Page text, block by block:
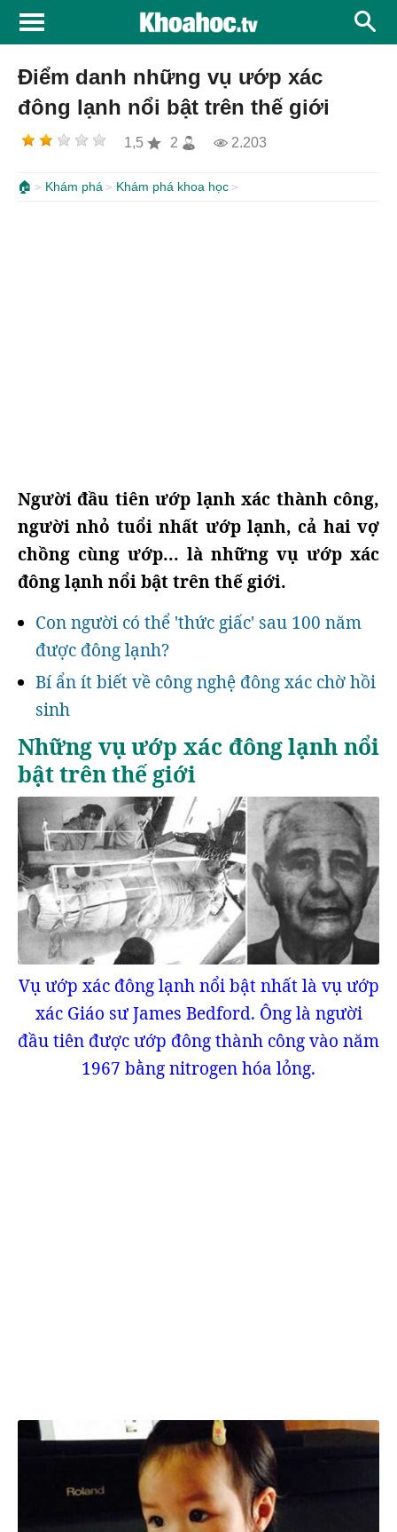
Điểm danh những vụ ướp xác
đông lạnh nổi bật trên thế giới
1,5 2 2.203
🏠 Khám phá Khám phá khoa học
Người đầu tiên ướp lạnh xác thành công,
người nhỏ tuổi nhất ướp lạnh, cả hai vợ
chồng cùng ướp... là những vụ ướp xác
đông lạnh nổi bật trên thế giới.
Con người có thể 'thức giấc' sau 100 năm
được đông lạnh?
Bí ẩn ít biết về công nghệ đông xác chờ hồi
sinh
Những vụ ướp xác đông lạnh nổi
bật trên thế giới
Vụ ướp xác đông lạnh nổi bật nhất là vụ ướp
xác Giáo sư James Bedford. Ông là người
đầu tiên được ướp đông thành công vào năm
1967 bằng nitrogen hóa lỏng.